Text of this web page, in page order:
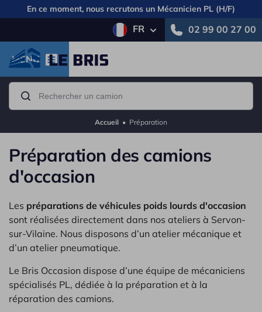
En ce moment, nous recrutons un Mécanicien PL (H/F)
FR 02 99 00 27 00
MENU
Accueil • Préparation
Préparation des camions
d'occasion
Les préparations de véhicules poids lourds d'occasion
sont réalisées directement dans nos ateliers à Servon-
sur-Vilaine. Nous disposons d’un atelier mécanique et
d’un atelier pneumatique.
Le Bris Occasion dispose d’une équipe de mécaniciens
spécialisés PL, dédiée à la préparation et à la
réparation des camions.